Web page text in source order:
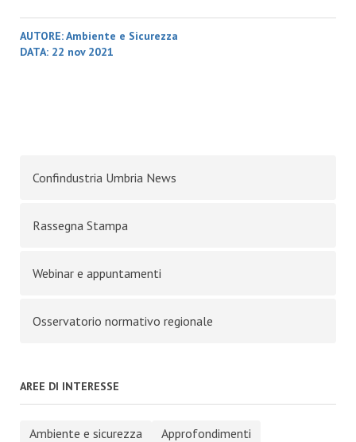
AUTORE:Ambiente e Sicurezza
DATA: 22 nov 2021
Confindustria Umbria News
Rassegna Stampa
Webinar e appuntamenti
Osservatorio normativo regionale
AREE DI INTERESSE
Ambiente e sicurezza
Approfondimenti